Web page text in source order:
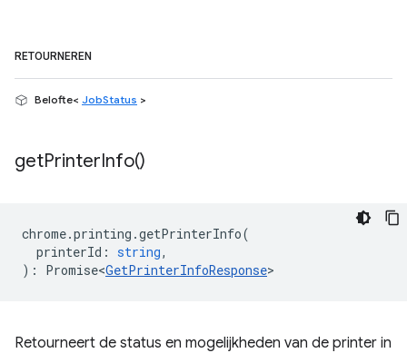
RETOURNEREN
Belofte< JobStatus >
getPrinterInfo()
chrome.printing .getPrinterInfo(
printerId : string,
) : Promise<GetPrinterInfoResponse>
Retourneert de status en mogelijkheden van de printer in